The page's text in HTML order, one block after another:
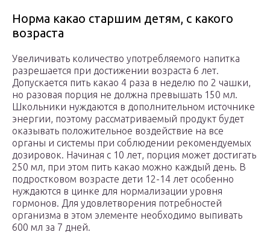
Норма какао старшим детям, с какого
возраста
Увеличивать количество употребляемого напитка
разрешается при достижении возраста 6 лет.
Допускается пить какао 4 раза в неделю по 2 чашки,
но разовая порция не должна превышать 150 мл.
Школьники нуждаются в дополнительном источнике
энергии, поэтому рассматриваемый продукт будет
оказывать положительное воздействие на все
органы и системы при соблюдении рекомендуемых
дозировок. Начиная с 10 лет, порция может достигать
250 мл, при этом пить какао можно каждый день. В
подростковом возрасте дети 12-14 лет особенно
нуждаются в цинке для нормализации уровня
гормонов. Для удовлетворения потребностей
организма в этом элементе необходимо выпивать
600 мл за 7 дней.